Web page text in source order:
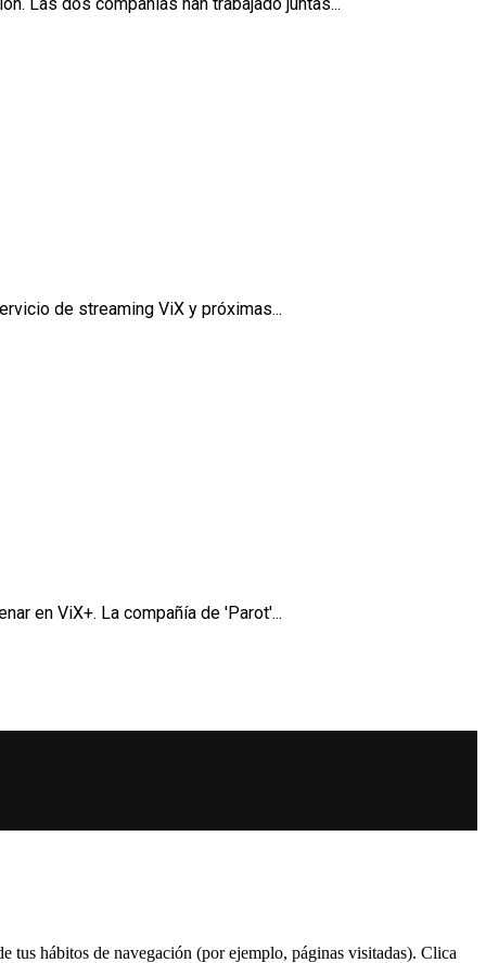
Las dos compañías han trabajado juntas...
de streaming ViX y próximas...
en ViX+. La compañía de 'Parot'...
tus hábitos de navegación (por ejemplo, páginas visitadas). Clica